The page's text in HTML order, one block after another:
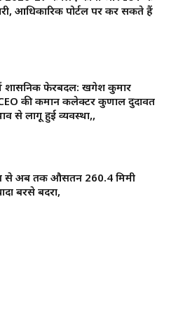
आधिकारिक पोर्टल पर कर सकते हैं
प्रशासनिक फेरबदल: खगेश कुमार
CEO की कमान ​कलेक्टर कुणाल दुदावत
से लागू हुई व्यवस्था,,
जून से अब तक औसतन 260.4 मिमी
बरसे बदरा,